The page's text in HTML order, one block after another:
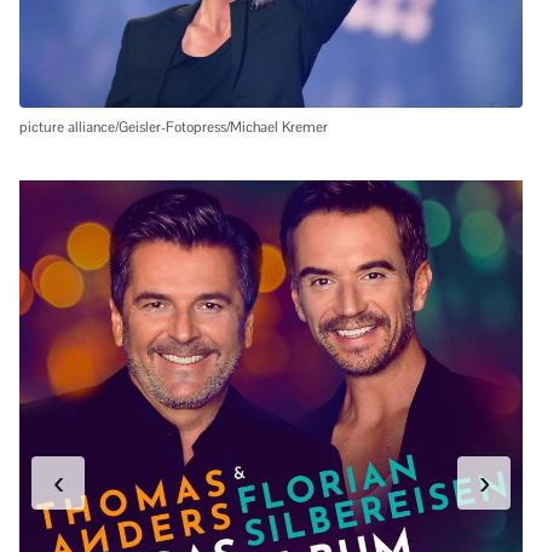
picture alliance/Geisler-Fotopress/Michael Kremer
‹ ›